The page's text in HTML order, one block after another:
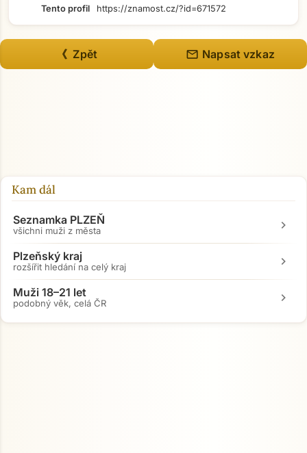
Tento profil
https://znamost.cz/?id=671572
《 Zpět mail Napsat vzkaz
Kam dál
Seznamka PLZEŇ
všichni muži z města chevron_right
Plzeňský kraj
rozšířit hledání na celý kraj chevron_right
Muži 18–21 let
podobný věk, celá ČR chevron_right